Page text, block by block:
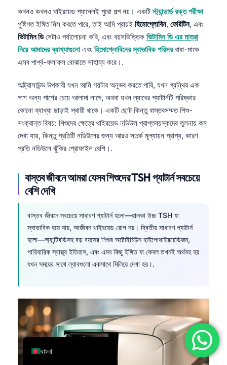
কখনও কখনও থাইরয়েড প্যানেলই পুরো গল্প নয়। একটিস্ট্যান্ডার্ড রক্ত পরীক্ষা
পুষ্টিগত ইঙ্গিত মিস করতে পারে, তাই আমি প্রায়ই হিমোগ্লোবিন, ফেরিটিন, এবং
ভিটামিন ডিসেটাও পর্যালোচনা করি, এবং বয়সভিত্তিক ভিটামিন ডি এর মাত্রা
নিয়ে আমাদের ব্যাখ্যাগুলোএবং হিমোগ্লোবিনের স্বাভাবিক পরিসরবাবা-মাকে
এসব পার্শ্ব-ফলাফল বোঝাতে সাহায্য করে।.
আল্ট্রাসাউন্ড উপকারী যখন আমি গয়টার অনুভব করতে পারি, যখন গ্রন্থির এক
পাশ অন্য পাশের চেয়ে আলাদা লাগে, অথবা যখন ল্যাবের প্যাটার্নটি পরিষ্কার
কোনো ব্যাখ্যা ছাড়াই স্থায়ী থাকে। একটি ছোট কিন্তু বাস্তবসম্মত শিশু-
সংক্রান্ত বিষয়: শিশুদের ক্ষেত্রে থাইরয়েড নডিউল প্রাপ্তবয়স্কদের তুলনায় কম
দেখা যায়, কিন্তু প্রতিটি নডিউলের জন্য আরও সতর্ক মূল্যায়ন প্রাপ্য, কারণ
প্রতি নডিউলে ঝুঁকির প্রোফাইল বেশি।.
বাস্তব জীবনে আমরা যেসব শিশুদের TSH প্যাটার্ন সবচেয়ে
বেশি দেখি
বাস্তব জীবনে সবচেয়ে সাধারণ প্যাটার্ন হলো—হালকা উচ্চ TSH যা
স্বাভাবিক হয়ে যায়, আজীবন থাইরয়েড রোগ নয়। দ্বিতীয় সাধারণ প্যাটার্ন
হলো—অ্যান্টিবডিসহ বড় বয়সের শিশুর অটোইমিউন হাইপোথাইরয়েডিজম,
পারিবারিক স্বাস্থ্য ইতিহাস, এবং এমন কিছু ইঙ্গিত যা কেবল তখনই অর্থবহ হয়
যখন সময়ের সাথে ল্যাবগুলো একসাথে মিলিয়ে দেখা হয়।.
বাংলা
English
Deutsch
العربية
עִבְרִית
Italiano
Português
Türkçe
简体中文
فارسی
Български
Dansk
Nederlands
हिन्दी
Bahasa Indonesia
Հայերեն
Íslenska